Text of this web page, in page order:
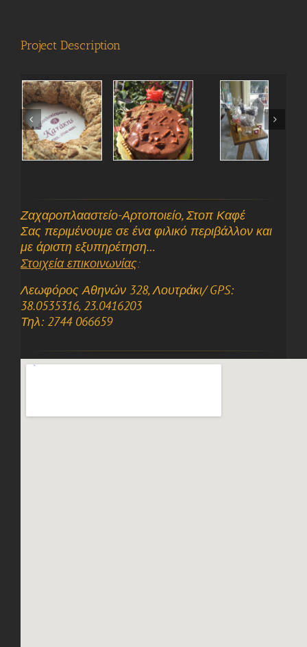
Project Description
Ζαχαροπλααστείο-Αρτοποιείο, Στοπ Καφέ
Σας περιμένουμε σε ένα φιλικό περιβάλλον και
με άριστη εξυπηρέτηση…
Στοιχεία επικοινωνίας:
Λεωφόρος Αθηνών 328, Λουτράκι/ GPS:
38.0535316, 23.0416203
Τηλ: 2744 066659